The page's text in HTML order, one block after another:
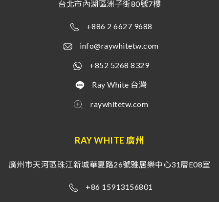
台北市內湖區洲子街80號7樓
+886 2 6627 9688
info@raywhitetw.com
+852 5268 8329
Ray White 台灣
raywhitetw.com
RAY WHITE 廣州
廣州市天河區珠江新城華夏路26號雅居樂中心31層E08室
+86 15913156801